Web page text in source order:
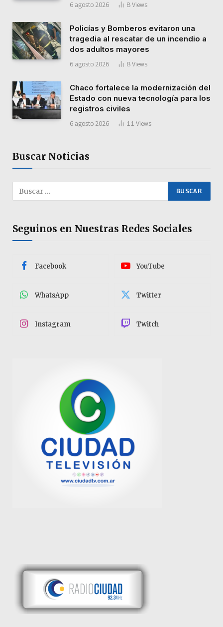
6 agosto 2026 8 Views
Policías y Bomberos evitaron una
tragedia al rescatar de un incendio a
dos adultos mayores
6 agosto 2026 8 Views
Chaco fortalece la modernización del
Estado con nueva tecnología para los
registros civiles
6 agosto 2026 11 Views
Buscar Noticias
Seguinos en Nuestras Redes Sociales
Facebook YouTube
WhatsApp Twitter
Instagram Twitch